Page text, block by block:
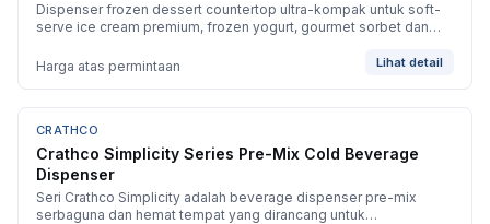
Dispenser frozen dessert countertop ultra-kompak untuk soft-
serve ice cream premium, frozen yogurt, gourmet sorbet dan
ganda.
Harga atas permintaan Lihat detail
BARU
CRATHCO
Crathco Simplicity Series Pre-Mix Cold Beverage
Dispenser
Seri Crathco Simplicity adalah beverage dispenser pre-mix
serbaguna dan hemat tempat yang dirancang untuk